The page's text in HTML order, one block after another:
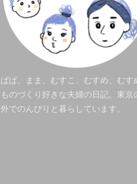
ぱぱ、まま、むすこ、むすめ、むす
ものづくり好きな夫婦の日記。東京
外でのんびりと暮らしています。